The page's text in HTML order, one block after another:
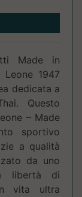
Made in
1947
dedicata a
Questo
– Made
sportivo
a qualità
da uno
libertà di
vita ultra